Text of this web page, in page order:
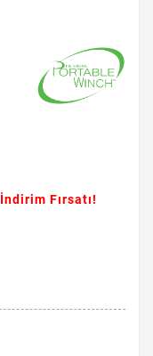
İndirim Fırsatı!